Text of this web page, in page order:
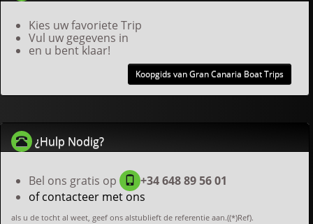
Kies uw favoriete Trip
Vul uw gegevens in
en u bent klaar!
Koopgids van Gran Canaria Boat Trips
¿Hulp Nodig?
Bel ons gratis op
+34 648 89 56 01
of contacteer met ons
als u de tocht al weet, geef ons alstublieft de referentie aan.((*)Ref).